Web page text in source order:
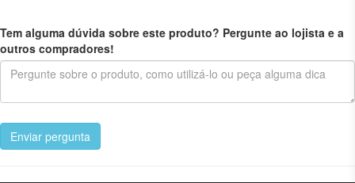
Tem alguma dúvida sobre este produto? Pergunte ao lojista e a
outros compradores!
Enviar pergunta